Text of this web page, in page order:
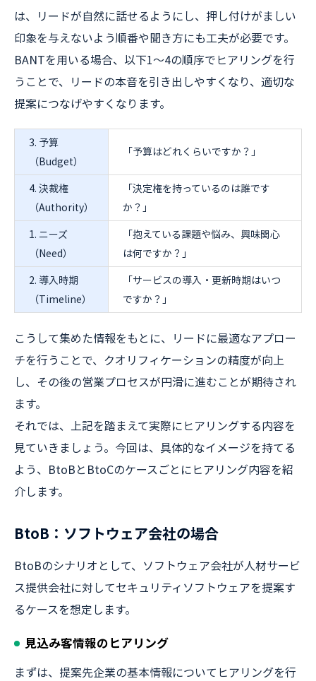
は、リードが自然に話せるようにし、押し付けがましい
印象を与えないよう順番や聞き方にも工夫が必要です。
BANTを用いる場合、以下1～4の順序でヒアリングを行
うことで、リードの本音を引き出しやすくなり、適切な
提案につなげやすくなります。
3. 予算
（Budget）
「予算はどれくらいですか？」
4. 決裁権
（Authority）
「決定権を持っているのは誰です
か？」
1. ニーズ
（Need）
「抱えている課題や悩み、興味関心
は何ですか？」
2. 導入時期
（Timeline）
「サービスの導入・更新時期はいつ
ですか？」
こうして集めた情報をもとに、リードに最適なアプロー
チを行うことで、クオリフィケーションの精度が向上
し、その後の営業プロセスが円滑に進むことが期待され
ます。
それでは、上記を踏まえて実際にヒアリングする内容を
見ていきましょう。今回は、具体的なイメージを持てる
よう、BtoBとBtoCのケースごとにヒアリング内容を紹
介します。
BtoB：ソフトウェア会社の場合
BtoBのシナリオとして、ソフトウェア会社が人材サービ
ス提供会社に対してセキュリティソフトウェアを提案す
るケースを想定します。
見込み客情報のヒアリング
まずは、提案先企業の基本情報についてヒアリングを行